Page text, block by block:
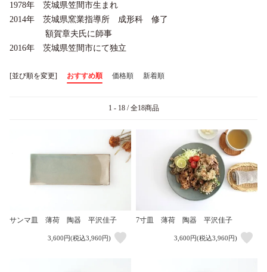
1978年 茨城県笠間市生まれ
2014年 茨城県窯業指導所 成形科 修了
額賀章夫氏に師事
2016年 茨城県笠間市にて独立
[並び順を変更] おすすめ順 価格順 新着順
1 - 18 / 全18商品
サンマ皿 薄荷 陶器 平沢佳子
3,600円(税込3,960円)
7寸皿 薄荷 陶器 平沢佳子
3,600円(税込3,960円)